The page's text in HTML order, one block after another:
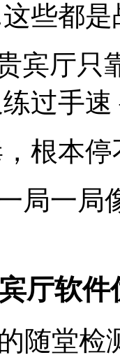
些都是
宾厅只
练过手
，根本
局一局
厅软
随堂